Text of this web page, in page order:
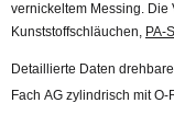
vernickeltem Messing. Die
Kunststoffschläuchen, PA-
Detaillierte Daten
Fach AG zylindrisch mit